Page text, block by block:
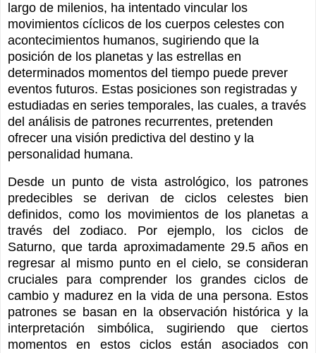
largo de milenios, ha intentado vincular los
movimientos cíclicos de los cuerpos celestes con
acontecimientos humanos, sugiriendo que la
posición de los planetas y las estrellas en
determinados momentos del tiempo puede prever
eventos futuros. Estas posiciones son registradas y
estudiadas en series temporales, las cuales, a través
del análisis de patrones recurrentes, pretenden
ofrecer una visión predictiva del destino y la
personalidad humana.
Desde un punto de vista astrológico, los patrones
predecibles se derivan de ciclos celestes bien
definidos, como los movimientos de los planetas a
través del zodiaco. Por ejemplo, los ciclos de
Saturno, que tarda aproximadamente 29.5 años en
regresar al mismo punto en el cielo, se consideran
cruciales para comprender los grandes ciclos de
cambio y madurez en la vida de una persona. Estos
patrones se basan en la observación histórica y la
interpretación simbólica, sugiriendo que ciertos
momentos en estos ciclos están asociados con